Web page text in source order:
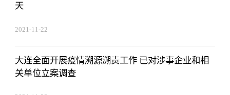
天
2021-11-22
大连全面开展疫情溯源溯责工作 已对涉事企业和相
关单位立案调查